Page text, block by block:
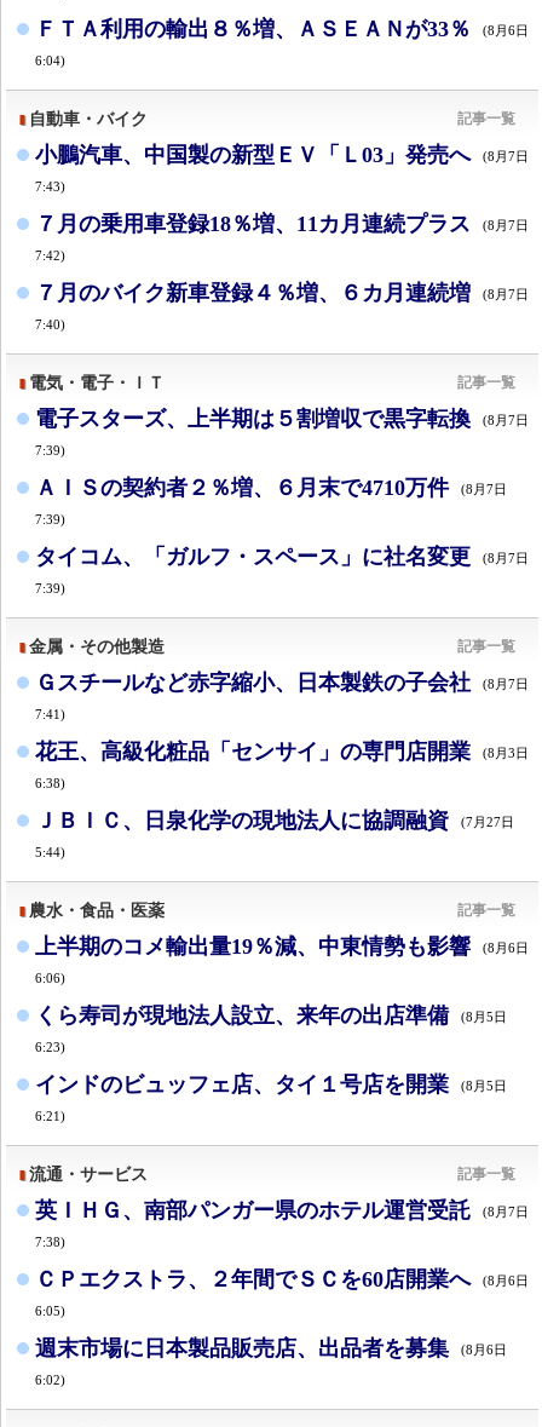
ＦＴＡ利用の輸出８％増、ＡＳＥＡＮが33％ (8月6日
6:04)
自動車・バイク 記事一覧
小鵬汽車、中国製の新型ＥＶ「Ｌ03」発売へ (8月7日
7:43)
７月の乗用車登録18％増、11カ月連続プラス (8月7日
7:42)
７月のバイク新車登録４％増、６カ月連続増 (8月7日
7:40)
電気・電子・ＩＴ 記事一覧
電子スターズ、上半期は５割増収で黒字転換 (8月7日
7:39)
ＡＩＳの契約者２％増、６月末で4710万件 (8月7日
7:39)
タイコム、「ガルフ・スペース」に社名変更 (8月7日
7:39)
金属・その他製造 記事一覧
Ｇスチールなど赤字縮小、日本製鉄の子会社 (8月7日
7:41)
花王、高級化粧品「センサイ」の専門店開業 (8月3日
6:38)
ＪＢＩＣ、日泉化学の現地法人に協調融資 (7月27日
5:44)
農水・食品・医薬 記事一覧
上半期のコメ輸出量19％減、中東情勢も影響 (8月6日
6:06)
くら寿司が現地法人設立、来年の出店準備 (8月5日
6:23)
インドのビュッフェ店、タイ１号店を開業 (8月5日
6:21)
流通・サービス 記事一覧
英ＩＨＧ、南部パンガー県のホテル運営受託 (8月7日
7:38)
ＣＰエクストラ、２年間でＳＣを60店開業へ (8月6日
6:05)
週末市場に日本製品販売店、出品者を募集 (8月6日
6:02)